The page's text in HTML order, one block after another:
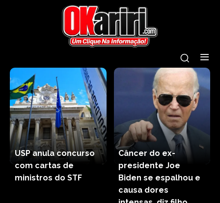
USP anula concurso
com cartas de
ministros do STF
Câncer do ex-
presidente Joe
Biden se espalhou e
causa dores